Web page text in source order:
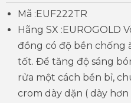
Mã :EUF222TR
Hãng SX :EUROGOLD
đồng có độ bền chống
tốt. Để tăng độ sáng
rửa một cách bền bỉ,
crom dày dặn ( dày